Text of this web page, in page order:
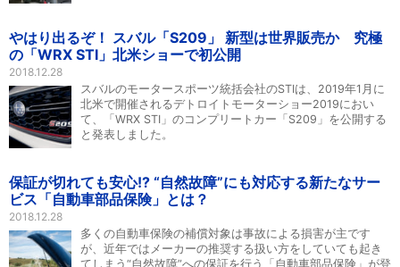
やはり出るぞ！ スバル「S209」 新型は世界販売か 究極
の「WRX STI」北米ショーで初公開
2018.12.28
スバルのモータースポーツ統括会社のSTIは、2019年1月に
北米で開催されるデトロイトモーターショー2019におい
て、「WRX STI」のコンプリートカー「S209」を公開する
と発表しました。
保証が切れても安心!? “自然故障”にも対応する新たなサー
ビス「自動車部品保険」とは？
2018.12.28
多くの自動車保険の補償対象は事故による損害が主です
が、近年ではメーカーの推奨する扱い方をしていても起き
てしまう“自然故障”への保証を行う「自動車部品保険」が登